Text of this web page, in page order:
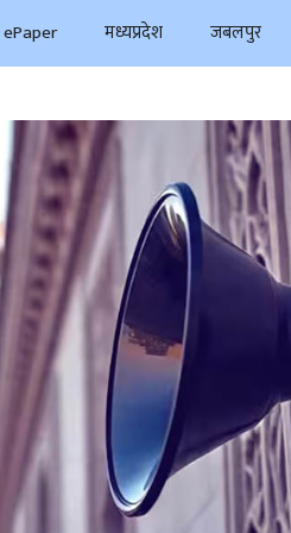
ePaper मध्यप्रदेश जबलपुर